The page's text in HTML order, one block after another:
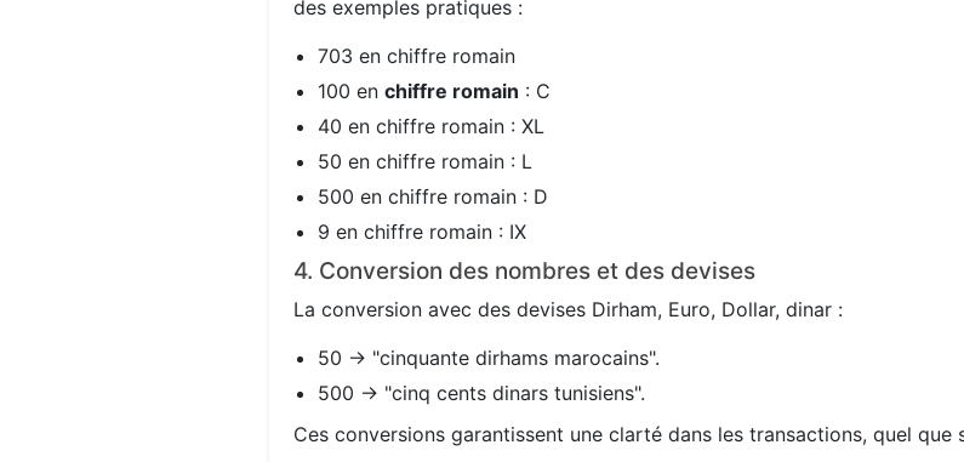
des exemples pratiques :
703 en chiffre romain
100 en chiffre romain : C
40 en chiffre romain : XL
50 en chiffre romain : L
500 en chiffre romain : D
9 en chiffre romain : IX
4. Conversion des nombres et des devises
La conversion avec des devises Dirham, Euro, Dollar, dinar :
50 → "cinquante dirhams marocains".
500 → "cinq cents dinars tunisiens".
Ces conversions garantissent une clarté dans les transactions, quel